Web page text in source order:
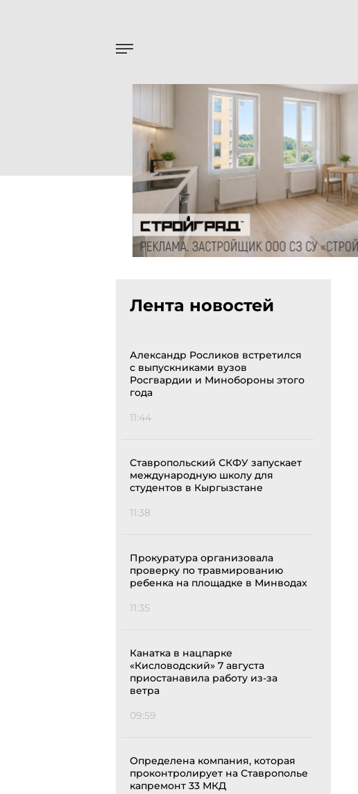
Лента новостей
Александр Росликов встретился
с выпускниками вузов
Росгвардии и Минобороны этого
года
11:44
Ставропольский СКФУ запускает
международную школу для
студентов в Кыргызстане
11:38
Прокуратура организовала
проверку по травмированию
ребенка на площадке в Минводах
11:35
Канатка в нацпарке
«Кисловодский» 7 августа
приостанавила работу из-за
ветра
09:59
Определена компания, которая
проконтролирует на Ставрополье
капремонт 33 МКД